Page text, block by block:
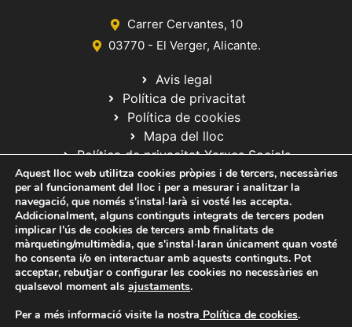
Carrer Cervantes, 10
03770 - El Verger, Alicante.
Avis legal
Política de privacitat
Política de cookies
Mapa del lloc
Política de privacitat Xarxes Socials
© 2020 Web desarrollada por el Servicio de Informática de Diputación
de Alicante
Aquest lloc web utilitza cookies pròpies i de tercers, necessàries
per al funcionament del lloc i per a mesurar i analitzar la
navegació, que només s'instal·larà si vosté les accepta.
Addicionalment, alguns continguts integrats de tercers poden
implicar l'ús de cookies de tercers amb finalitats de
màrqueting/multimèdia, que s'instal·laran únicament quan vosté
ho consenta i/o en interactuar amb aquests continguts. Pot
acceptar, rebutjar o configurar les cookies no necessàries en
qualsevol moment als ajustaments.
Per a més informació visite la nostra Política de cookies.